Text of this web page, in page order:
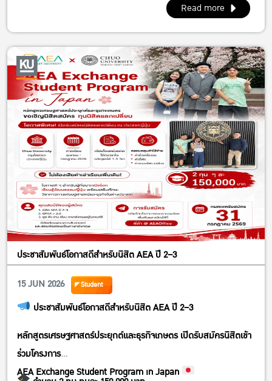
Read more
ประชาสัมพันธ์โอกาสดีสำหรับนิสิต AEA ปี 2–3
15 JUN 2026
Student
ประชาสัมพันธ์โอกาสดีสำหรับนิสิต AEA ปี 2–3
หลักสูตรเศรษฐศาสตร์ประยุกต์และธุรกิจเกษตร เปิดรับสมัครนิสิตเข้า
ร่วมโครงการ
AEA Exchange Student Program in Japan